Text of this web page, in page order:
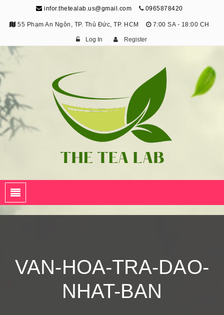
infor.thetealab.us@gmail.com 0965878420
55 Phạm An Ngôn, TP. Thủ Đức, TP. HCM 7:00 SA - 18:00 CH
Log In Register
VAN-HOA-TRA-DAO-
NHAT-BAN